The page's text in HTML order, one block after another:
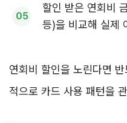
할인 받은 연회비
등)을 비교해 실제
연회비 할인을 노린다면
적으로 카드 사용 패턴을